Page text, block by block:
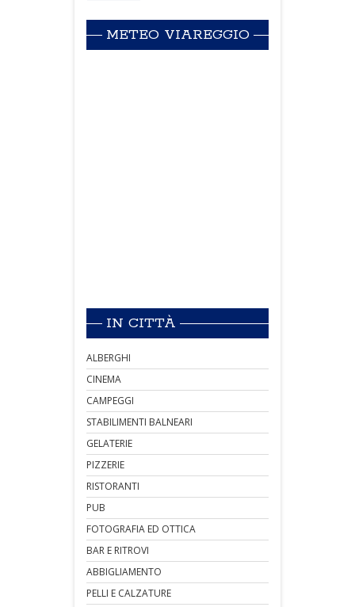
METEO VIAREGGIO
IN CITTÀ
ALBERGHI
CINEMA
CAMPEGGI
STABILIMENTI BALNEARI
GELATERIE
PIZZERIE
RISTORANTI
PUB
FOTOGRAFIA ED OTTICA
BAR E RITROVI
ABBIGLIAMENTO
PELLI E CALZATURE